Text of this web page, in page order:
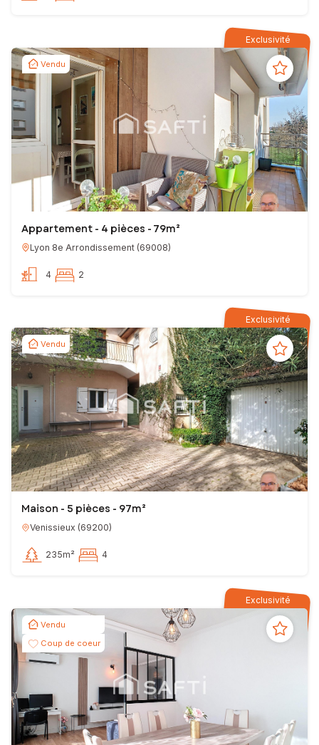
Exclusivité
Vendu
Appartement - 4 pièces - 79m²
Lyon 8e Arrondissement (69008)
4 2
Exclusivité
Vendu
Maison - 5 pièces - 97m²
Venissieux (69200)
235m² 4
Exclusivité
Vendu
Coup de coeur